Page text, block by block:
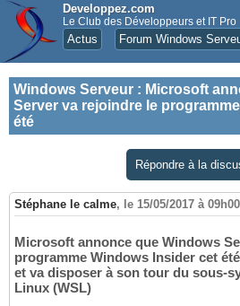
Developpez.com
Le Club des Développeurs et IT Pro
Actus Forum Windows
Windows Serveur : Microsoft
Server va rejoindre le
été
Répondre à la
Stéphane le calme, le 15/05/2017 à 09h00
Microsoft annonce que Windows
programme Windows Insider cet
et va disposer à son tour du sous-
Linux (WSL)